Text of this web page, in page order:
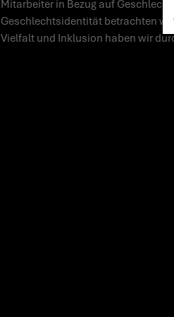
Mitarbeiter in Bezug auf
Geschlechtsidentität betrachten
Vielfalt und Inklusion haben wir